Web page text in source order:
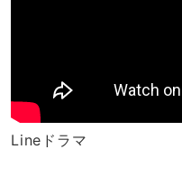
Lineドラマ